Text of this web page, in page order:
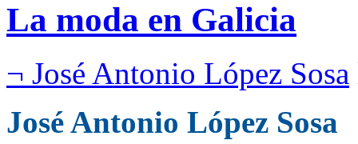
La moda en Galicia
¬ José Antonio López Sosa
José Antonio López Sosa